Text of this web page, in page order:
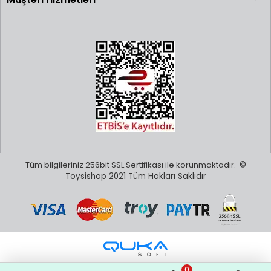
Şirket 1961 yılında Norev'i de kuran aileden Emile Véron
tarafından kuruldu (Véron soyadının tersten
okunuşu). Başlangıçta model demiryolları ve aksesuarları
üretiliyordu ve firma "Rail-Route" olarak biliniyordu. 1964'te ilk
arabalar piyasaya çıktı ve 1967'de isim Majorette olarak
Tüm bilgileriniz 256bit SSL Sertifikası ile korunmaktadır. ©
Toysishop 2021 Tüm Hakları Saklıdır